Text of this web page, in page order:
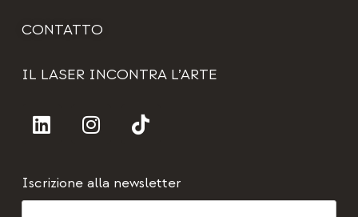
CONTATTO
IL LASER INCONTRA L’ARTE
Iscrizione alla newsletter